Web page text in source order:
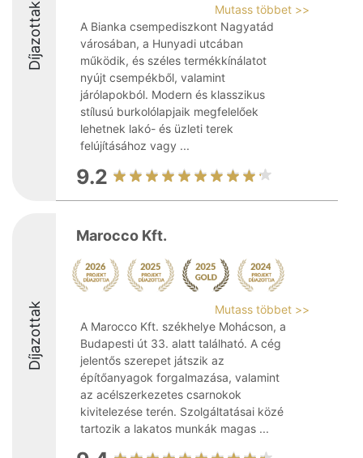
Díjazottak
Mutass többet >>
A Bianka csempediszkont Nagyatád
városában, a Hunyadi utcában
működik, és széles termékkínálatot
nyújt csempékből, valamint
járólapokból. Modern és klasszikus
stílusú burkolólapjaik megfelelőek
lehetnek lakó- és üzleti terek
felújításához vagy ...
9.2
Díjazottak
Marocco Kft.
Mutass többet >>
A Marocco Kft. székhelye Mohácson, a
Budapesti út 33. alatt található. A cég
jelentős szerepet játszik az
építőanyagok forgalmazása, valamint
az acélszerkezetes csarnokok
kivitelezése terén. Szolgáltatásai közé
tartozik a lakatos munkák magas ...